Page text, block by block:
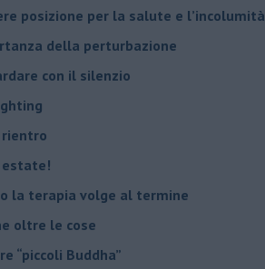
posizione per la salute e l’incolumità
della perturbazione
con il silenzio
rientro
estate!
la terapia volge al termine
oltre le cose
“piccoli Buddha”